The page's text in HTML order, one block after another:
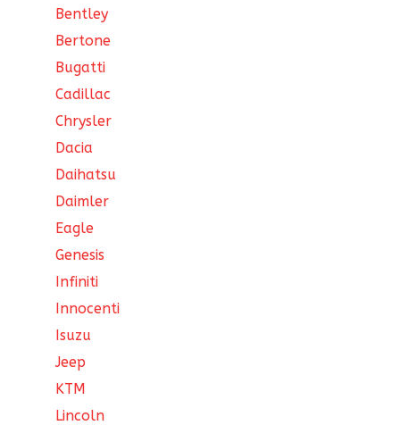
Bentley
Bertone
Bugatti
Cadillac
Chrysler
Dacia
Daihatsu
Daimler
Eagle
Genesis
Infiniti
Innocenti
Isuzu
Jeep
KTM
Lincoln